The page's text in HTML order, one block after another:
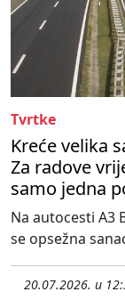
Tvrtke
Kreće velika
Za radove
samo jedna
Na autocesti A3
se opsežna
20.07.2026. u